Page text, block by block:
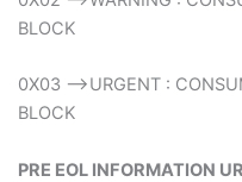
BLOCK
0X03 –>URGENT :
BLOCK
PRE EOL